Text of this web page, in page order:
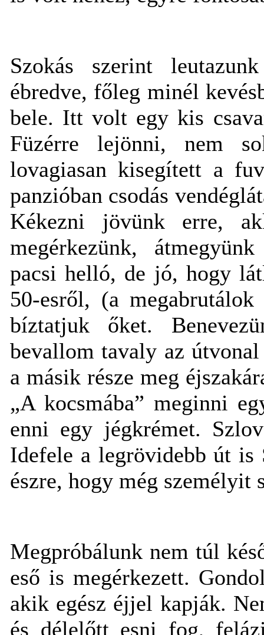
Szokás szerint
ébredve, főleg minél
bele. Itt volt egy kis
Füzérre lejönni, nem
lovagiasan kisegített a
panzióban csodás
Kékezni jövünk erre,
megérkezünk,
pacsi helló, de jó, hogy
50-esről, (a
bíztatjuk őket.
bevallom tavaly az
a másik része meg
„A kocsmába” meginni
enni egy jégkrémet.
Idefele a legrövidebb út
észre, hogy még
Megpróbálunk nem túl
eső is megérkezett.
akik egész éjjel kapják.
és délelőtt esni fog,